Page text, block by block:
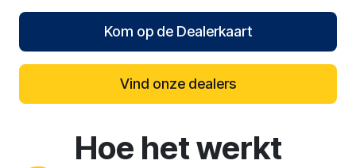
Kom op de Dealerkaart
Vind onze dealers
reCAPTCHA verification
Hoe het werkt